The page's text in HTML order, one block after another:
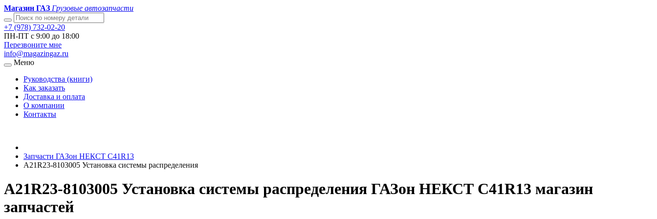
Магазин ГАЗ Грузовые автозапчасти
+7 (978) 732-02-20
ПН-ПТ с 9:00 до 18:00
Перезвоните мне
info@magazingaz.ru
Меню
Руководства (книги)
Как заказать
Доставка и оплата
О компании
Контакты
Запчасти ГАЗон НЕКСТ C41R13
A21R23-8103005 Установка системы распределения
A21R23-8103005 Установка системы распределения ГАЗон НЕКСТ C41R13 магазин
запчастей